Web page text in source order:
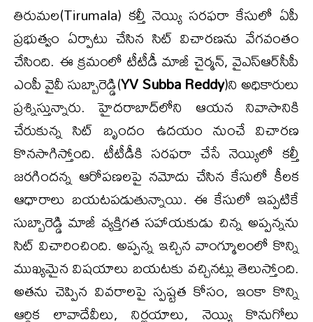
తిరుమల(Tirumala) కల్తీ నెయ్యి సరఫరా కేసులో ఏపీ
ప్రభుత్వం ఏర్పాటు చేసిన సిట్ విచారణను వేగవంతం
చేసింది. ఈ క్రమంలో టీటీడీ మాజీ చైర్మన్‌, వైఎస్‌ఆర్‌సీపీ
ఎంపీ వైవీ సుబ్బారెడ్డి(YV Subba Reddy)ని అధికారులు
ప్రశ్నిస్తున్నారు. హైదరాబాద్‌లోని ఆయన నివాసానికి
చేరుకున్న సిట్ బృందం ఉదయం నుంచే విచారణ
కొనసాగిస్తోంది. టీటీడీకి సరఫరా చేసే నెయ్యిలో కల్తీ
జరగిందన్న ఆరోపణలపై నమోదు చేసిన కేసులో కీలక
ఆధారాలు బయటపడుతున్నాయి. ఈ కేసులో ఇప్పటికే
సుబ్బారెడ్డి మాజీ వ్యక్తిగత సహాయకుడు చిన్న అప్పన్నను
సిట్ విచారించింది. అప్పన్న ఇచ్చిన వాంగ్మూలంలో కొన్ని
ముఖ్యమైన విషయాలు బయటకు వచ్చినట్లు తెలుస్తోంది.
అతను చెప్పిన వివరాలపై స్పష్టత కోసం, ఇంకా కొన్ని
ఆర్థిక లావాదేవీలు, నిర్ణయాలు, నెయ్యి కొనుగోలు